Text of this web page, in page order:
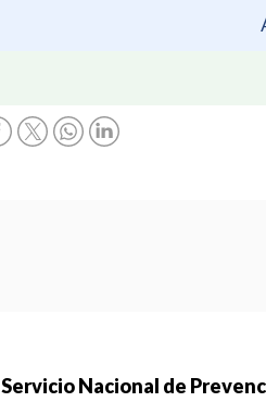
Servicio Nacional de